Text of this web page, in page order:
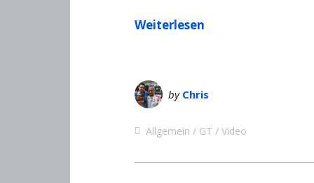
Weiterlesen
by Chris
Allgemein GT Video